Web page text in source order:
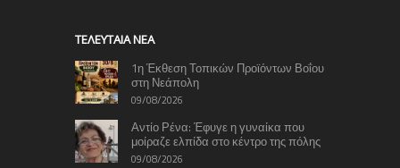
TΕΛΕΥΤΑΊΑ ΝΈΑ
1η Έκθεση Τοπικών Προϊόντων Βοΐου
στη Νεάπολη
09/08/2026
Αντίο Ρένα: Έφυγε η γυναίκα που
μοίραζε ελπίδα στο κέντρο της πόλης
09/08/2026